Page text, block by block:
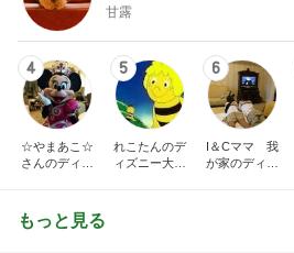
甘露
4
☆やまあこ☆
さんのディズ
5
れこたんのデ
ィズニー大好
6
I＆Cママ 我
が家のディズ
もっと見る